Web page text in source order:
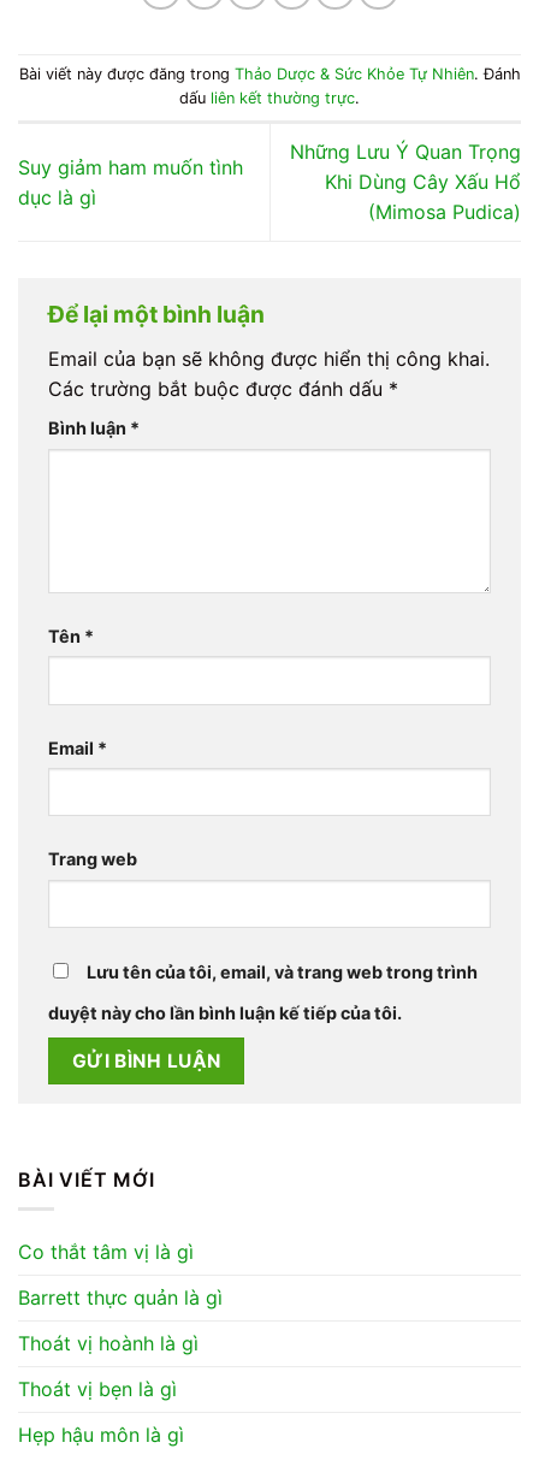
Bài viết này được đăng trong Thảo Dược & Sức Khỏe Tự Nhiên. Đánh
dấu liên kết thường trực.
Suy giảm ham muốn tình
dục là gì
Những Lưu Ý Quan Trọng
Khi Dùng Cây Xấu Hổ
(Mimosa Pudica)
Để lại một bình luận
Email của bạn sẽ không được hiển thị công khai.
Các trường bắt buộc được đánh dấu *
Bình luận *
Tên *
Email *
Trang web
Lưu tên của tôi, email, và trang web trong trình
duyệt này cho lần bình luận kế tiếp của tôi.
BÀI VIẾT MỚI
Co thắt tâm vị là gì
Barrett thực quản là gì
Thoát vị hoành là gì
Thoát vị bẹn là gì
Hẹp hậu môn là gì